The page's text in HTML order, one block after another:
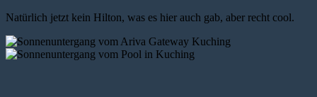
Natürlich jetzt kein Hilton, was es hier auch gab, aber recht cool.